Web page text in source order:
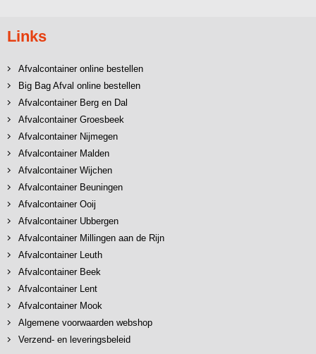
Links
Afvalcontainer online bestellen
Big Bag Afval online bestellen
Afvalcontainer Berg en Dal
Afvalcontainer Groesbeek
Afvalcontainer Nijmegen
Afvalcontainer Malden
Afvalcontainer Wijchen
Afvalcontainer Beuningen
Afvalcontainer Ooij
Afvalcontainer Ubbergen
Afvalcontainer Millingen aan de Rijn
Afvalcontainer Leuth
Afvalcontainer Beek
Afvalcontainer Lent
Afvalcontainer Mook
Algemene voorwaarden webshop
Verzend- en leveringsbeleid